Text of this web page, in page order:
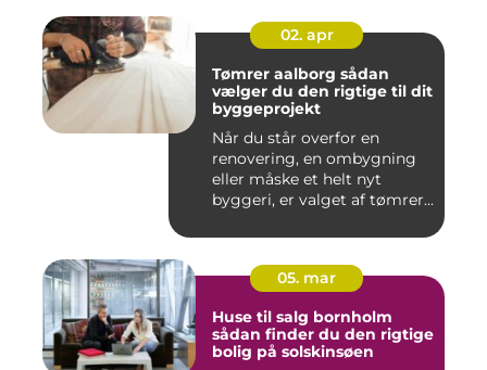
02. apr
Tømrer aalborg sådan
vælger du den rigtige til dit
byggeprojekt
Når du står overfor en
renovering, en ombygning
eller måske et helt nyt
byggeri, er valget af tømrer...
05. mar
Huse til salg bornholm
sådan finder du den rigtige
bolig på solskinsøen